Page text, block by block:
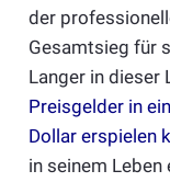
der
Gesamtsieg für
Langer in dieser
Preisgelder in
Dollar erspielen
in seinem